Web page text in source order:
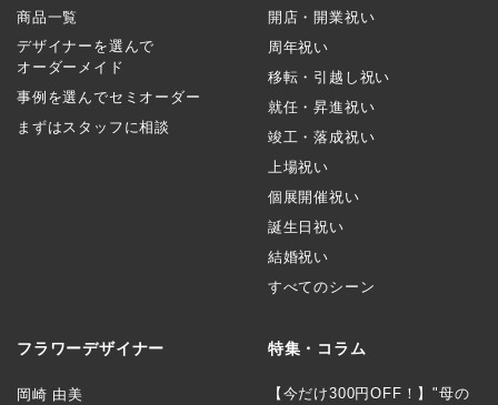
商品一覧
デザイナーを選んで
オーダーメイド
事例を選んでセミオーダー
まずはスタッフに相談
開店・開業祝い
周年祝い
移転・引越し祝い
就任・昇進祝い
竣工・落成祝い
上場祝い
個展開催祝い
誕生日祝い
結婚祝い
すべてのシーン
フラワーデザイナー
岡崎 由美
特集・コラム
【今だけ300円OFF！】"母の